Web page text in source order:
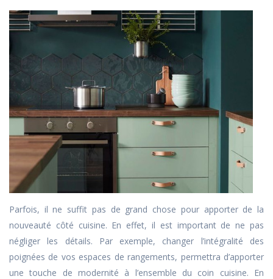
Parfois, il ne suffit pas de grand chose pour apporter de la
nouveauté côté cuisine. En effet, il est important de ne pas
négliger les détails. Par exemple, changer l’intégralité des
poignées de vos espaces de rangements, permettra d’apporter
une touche de modernité à l’ensemble du coin cuisine. En